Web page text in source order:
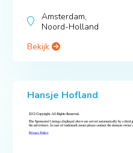
Amsterdam,
Noord-Holland
Bekijk
Hansje Hofland